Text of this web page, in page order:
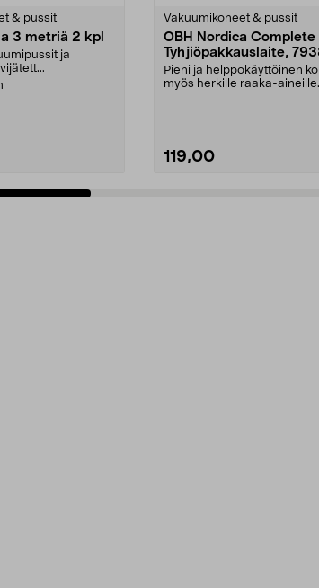
& pussit
3 metriä 2 kpl
ja
Vakuumikoneet & pussit
OBH Nordica Complete
Tyhjiöpakkauslaite,
Pieni ja helppokäyttöinen
myös herkille raaka-aineille.
119,00